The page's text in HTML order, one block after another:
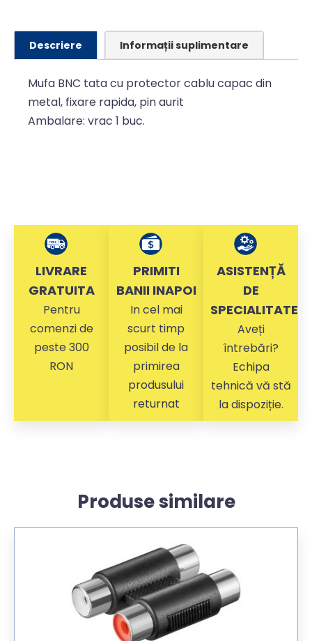
Descriere Informații suplimentare
Mufa BNC tata cu protector cablu capac din
metal, fixare rapida, pin aurit
Ambalare: vrac 1 buc.
LIVRARE
GRATUITA
Pentru
comenzi de
peste 300
RON
PRIMITI
BANII INAPOI
In cel mai
scurt timp
posibil de la
primirea
produsului
returnat
ASISTENȚĂ
DE
SPECIALITATE
Aveți
întrebări?
Echipa
tehnică vă stă
la dispoziție.
Produse similare